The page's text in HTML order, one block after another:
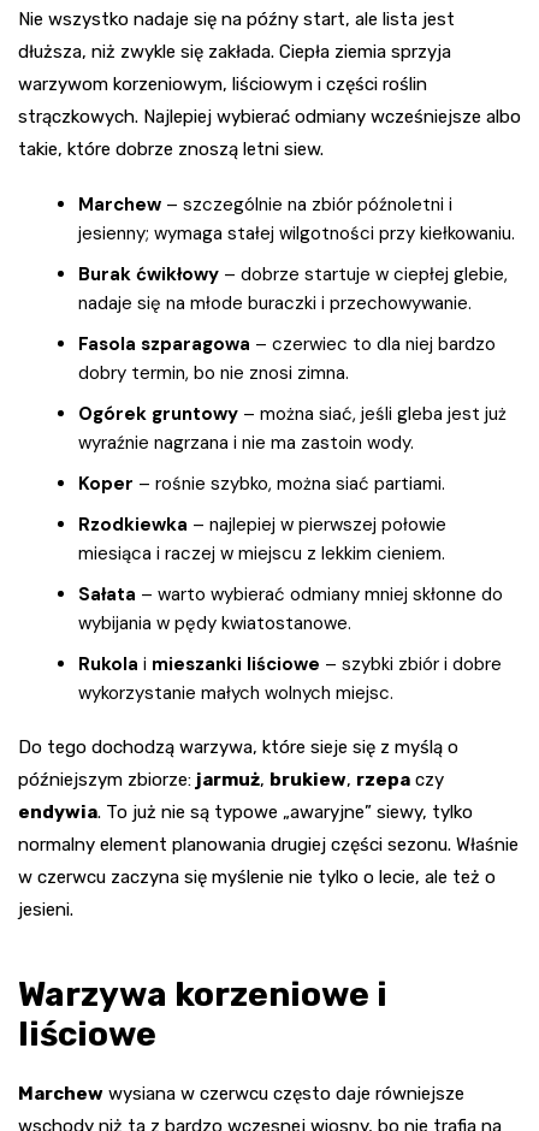
Nie wszystko nadaje się na późny start, ale lista jest
dłuższa, niż zwykle się zakłada. Ciepła ziemia sprzyja
warzywom korzeniowym, liściowym i części roślin
strączkowych. Najlepiej wybierać odmiany wcześniejsze albo
takie, które dobrze znoszą letni siew.
Marchew – szczególnie na zbiór późnoletni i
jesienny; wymaga stałej wilgotności przy kiełkowaniu.
Burak ćwikłowy – dobrze startuje w ciepłej glebie,
nadaje się na młode buraczki i przechowywanie.
Fasola szparagowa – czerwiec to dla niej bardzo
dobry termin, bo nie znosi zimna.
Ogórek gruntowy – można siać, jeśli gleba jest już
wyraźnie nagrzana i nie ma zastoin wody.
Koper – rośnie szybko, można siać partiami.
Rzodkiewka – najlepiej w pierwszej połowie
miesiąca i raczej w miejscu z lekkim cieniem.
Sałata – warto wybierać odmiany mniej skłonne do
wybijania w pędy kwiatostanowe.
Rukola i mieszanki liściowe – szybki zbiór i dobre
wykorzystanie małych wolnych miejsc.
Do tego dochodzą warzywa, które sieje się z myślą o
późniejszym zbiorze: jarmuż, brukiew, rzepa czy
endywia. To już nie są typowe „awaryjne” siewy, tylko
normalny element planowania drugiej części sezonu. Właśnie
w czerwcu zaczyna się myślenie nie tylko o lecie, ale też o
jesieni.
Warzywa korzeniowe i
liściowe
Marchew wysiana w czerwcu często daje równiejsze